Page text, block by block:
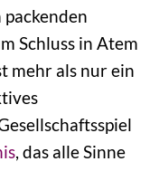
Schluss in Atem
mehr als nur ein
, das alle Sinne